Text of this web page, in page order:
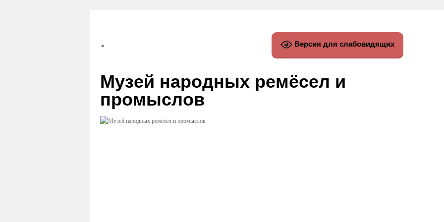
Версия для слабовидящих
Музей народных ремёсел и
промыслов